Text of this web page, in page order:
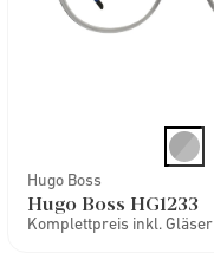
Hugo Boss
Hugo Boss HG1233
Komplettpreis inkl. Gläser